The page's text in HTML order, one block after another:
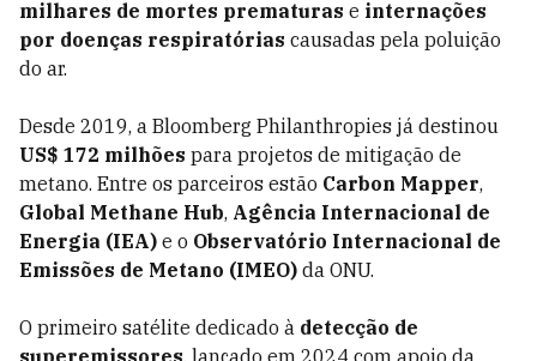
milhares de mortes prematuras e internações
por doenças respiratórias causadas pela poluição
do ar.
Desde 2019, a Bloomberg Philanthropies já destinou
US$ 172 milhões para projetos de mitigação de
metano. Entre os parceiros estão Carbon Mapper,
Global Methane Hub, Agência Internacional de
Energia (IEA) e o Observatório Internacional de
Emissões de Metano (IMEO) da ONU.
O primeiro satélite dedicado à detecção de
superemissores, lançado em 2024 com apoio da